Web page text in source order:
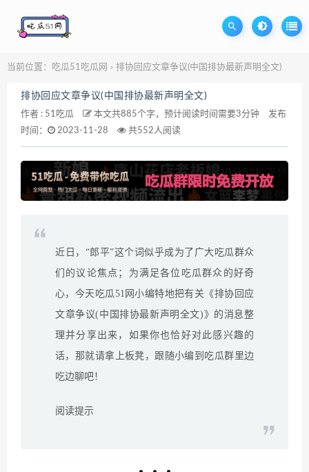
当前位置： 吃瓜51吃瓜网 > 排协回应文章争议(中国排协最新声明全文)
排协回应文章争议(中国排协最新声明全文)
作者 : 51吃瓜 本文共885个字，预计阅读时间需要3分钟
发布
时间：
2023-11-28 共552人阅读
近日，“郎平”这个词似乎成为了广大吃瓜群众
们的议论焦点；为满足各位吃瓜群众的好奇
心，今天吃瓜51网小编特地把有关《排协回应
文章争议(中国排协最新声明全文)》的消息整
理并分享出来，如果你也恰好对此感兴趣的
话，那就请拿上板凳，跟随小编到吃瓜群里边
吃边聊吧！
阅读提示